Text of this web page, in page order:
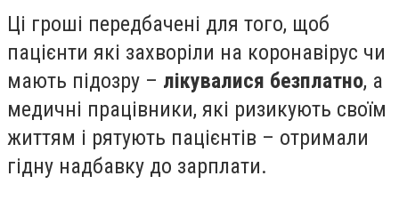
Ці гроші передбачені для того, щоб
пацієнти які захворіли на коронавірус чи
мають підозру – лікувалися безплатно, а
медичні працівники, які ризикують своїм
життям і рятують пацієнтів – отримали
гідну надбавку до зарплати.